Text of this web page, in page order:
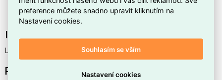
na retro vzhled a příjemnou atmosféru.
LED VNT CANDLE 2,5W(20W) 225lm E14 WW+
Podrobný popis produktu
preference můžete snadno upravit kliknutím na
Nastavení cookies.
Souhlasím se vším
Nastavení cookies